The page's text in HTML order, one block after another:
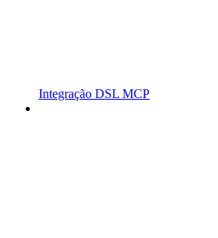
Integração DSL MCP